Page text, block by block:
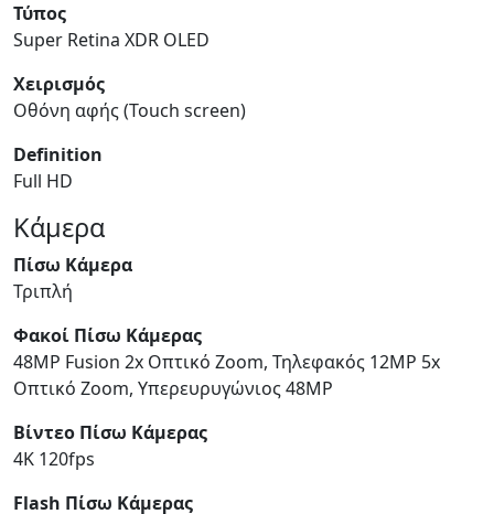
Τύπος
Super Retina XDR OLED
Χειρισμός
Οθόνη αφής (Touch screen)
Definition
Full HD
Κάμερα
Πίσω Κάμερα
Τριπλή
Φακοί Πίσω Κάμερας
48MP Fusion 2x Οπτικό Zoom, Τηλεφακός 12MP 5x
Οπτικό Zoom, Υπερευρυγώνιος 48MP
Βίντεο Πίσω Κάμερας
4K 120fps
Flash Πίσω Κάμερας